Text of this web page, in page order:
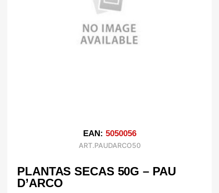
EAN: 5050056
ART.PAUDARCO50
PLANTAS SECAS 50G – PAU
D’ARCO